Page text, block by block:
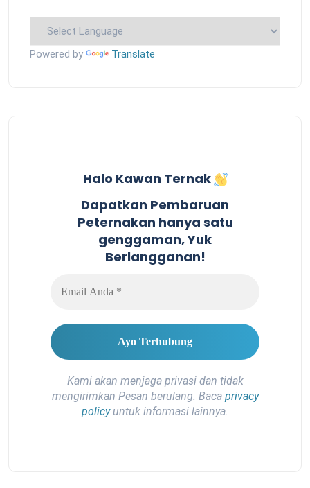
Powered by Translate
Halo Kawan Ternak
Dapatkan Pembaruan
Peternakan hanya satu
genggaman, Yuk
Berlangganan!
Kami akan menjaga privasi dan tidak
mengirimkan Pesan berulang. Baca privacy
policyuntuk informasi lainnya.